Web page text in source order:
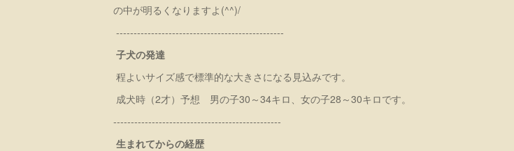
の中が明るくなりますよ(^^)/
------------------------------------------------
子犬の発達
程よいサイズ感で標準的な大きさになる見込みです。
成犬時（2才）予想 男の子30～34キロ、女の子28～30キロです。
------------------------------------------------
生まれてからの経歴